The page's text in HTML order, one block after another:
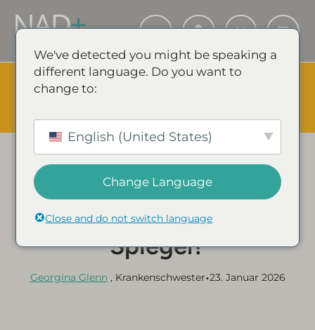
The Summer Sale is Live. Save up to 45% - Try for less or
NAD+ LEITFÄDEN & ARTIKEL
Erhöht körperliche
Betätigung den NAD+-
Spiegel?
Georgina Glenn, Krankenschwester•23. Januar 2026
We've detected you might be speaking a
different language. Do you want to
change to:
English (United States)
Change Language
Close and do not switch language